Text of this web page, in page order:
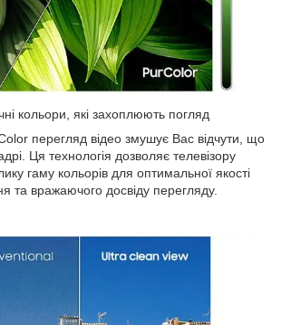
кольори, які захоплюють погляд
перегляд відео змушує Вас відчути, що
Ця технологія дозволяє телевізору
гаму кольорів для оптимальної якості
та вражаючого досвіду перегляду.